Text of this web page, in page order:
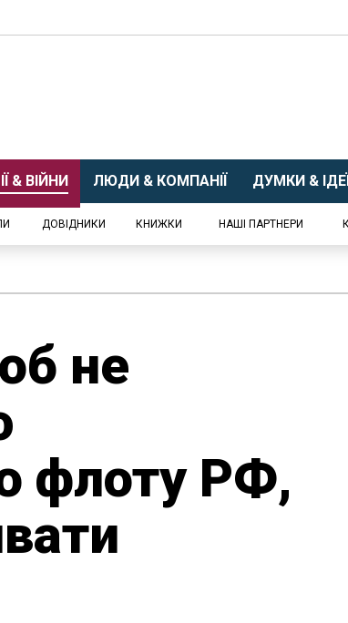
& ВІЙНИ ЛЮДИ & КОМПАНІЇ ДУМКИ &
ДОВІДНИКИ КНИЖКИ НАШІ ПАРТНЕРИ
не
флоту РФ,